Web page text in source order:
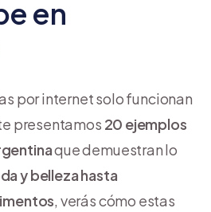
en
por internet solo funcionan
presentamos 20 ejemplos
que demuestran lo
y belleza hasta
, verás cómo estas